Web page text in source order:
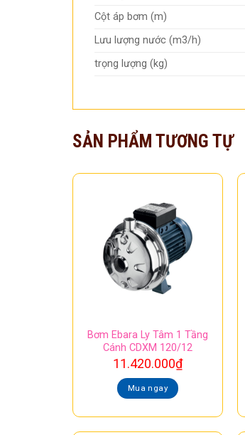
Cột áp bơm (m)
Lưu lượng nước (m3/h)
trọng lượng (kg)
SẢN PHẨM TƯƠNG TỰ
Bơm Ebara Ly Tâm 1 Tầng
Cánh CDXM 120/12
11.420.000₫
Mua ngay